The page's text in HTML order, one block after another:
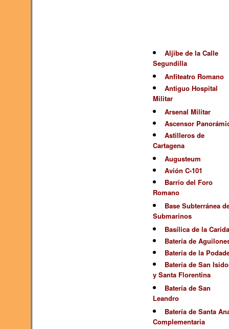
Aljibe de la Calle
Segundilla
Anfiteatro Romano
Antiguo Hospital
Militar
Arsenal Militar
Ascensor
Astilleros de
Cartagena
Augusteum
Avión C-101
Barrio del Foro
Romano
Base Subterránea
Submarinos
Basílica de la
Batería de
Batería de la
Batería de San
y Santa Florentina
Batería de San
Leandro
Batería de Santa
Complementaria